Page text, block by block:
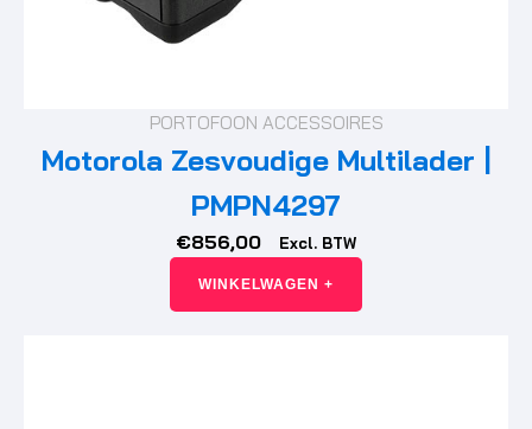
PORTOFOON ACCESSOIRES
Motorola Zesvoudige Multilader |
PMPN4297
€856,00 Excl. BTW
WINKELWAGEN +